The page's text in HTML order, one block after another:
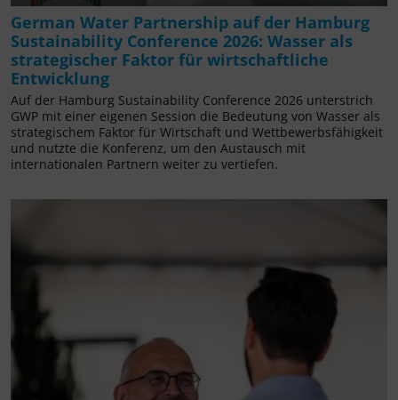
German Water Partnership auf der Hamburg
Sustainability Conference 2026: Wasser als
strategischer Faktor für wirtschaftliche
Entwicklung
Auf der Hamburg Sustainability Conference 2026 unterstrich
GWP mit einer eigenen Session die Bedeutung von Wasser als
strategischem Faktor für Wirtschaft und Wettbewerbsfähigkeit
und nutzte die Konferenz, um den Austausch mit
internationalen Partnern weiter zu vertiefen.